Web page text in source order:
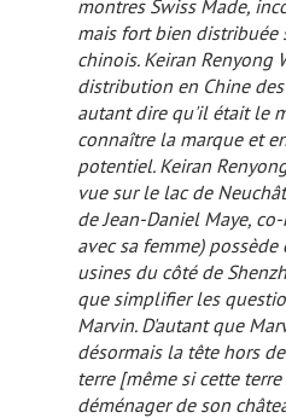
montres Swiss Made,
mais fort bien distribuée
chinois. Keiran Renyong
distribution en Chine
autant dire qu'il était le
connaître la marque et
potentiel. Keiran
vue sur le lac de
de Jean-Daniel Maye,
avec sa femme)
usines du côté de
que simplifier les
Marvin. D'autant que
désormais la tête hors
terre [même si cette
déménager de son